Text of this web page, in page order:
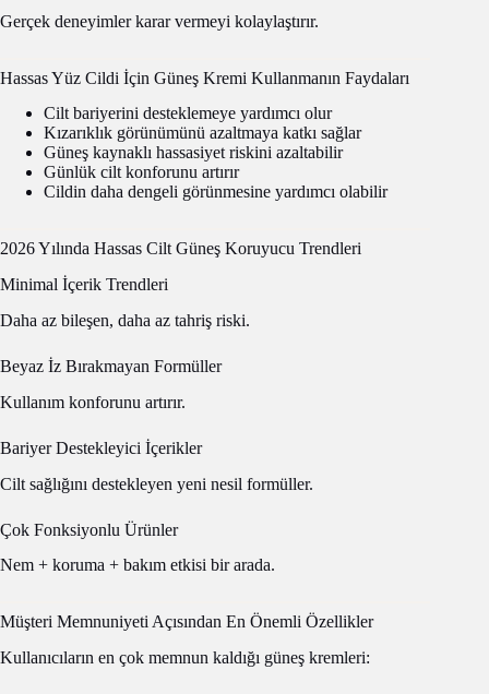
Gerçek deneyimler karar vermeyi kolaylaştırır.
Hassas Yüz Cildi İçin Güneş Kremi Kullanmanın Faydaları
Cilt bariyerini desteklemeye yardımcı olur
Kızarıklık görünümünü azaltmaya katkı sağlar
Güneş kaynaklı hassasiyet riskini azaltabilir
Günlük cilt konforunu artırır
Cildin daha dengeli görünmesine yardımcı olabilir
2026 Yılında Hassas Cilt Güneş Koruyucu Trendleri
Minimal İçerik Trendleri
Daha az bileşen, daha az tahriş riski.
Beyaz İz Bırakmayan Formüller
Kullanım konforunu artırır.
Bariyer Destekleyici İçerikler
Cilt sağlığını destekleyen yeni nesil formüller.
Çok Fonksiyonlu Ürünler
Nem + koruma + bakım etkisi bir arada.
Müşteri Memnuniyeti Açısından En Önemli Özellikler
Kullanıcıların en çok memnun kaldığı güneş kremleri: